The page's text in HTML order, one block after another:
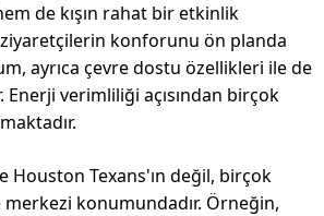
de kışın rahat bir etkinlik
konforunu ön planda
ayrıca çevre dostu özellikleri ile de
verimliliği açısından birçok
Houston Texans'ın değil, birçok
konumundadır. Örneğin,